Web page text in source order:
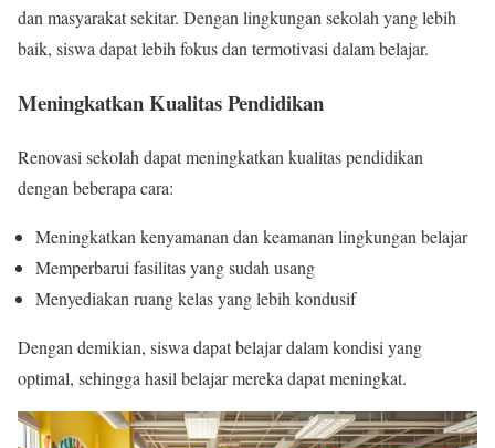
dan masyarakat sekitar. Dengan lingkungan sekolah yang lebih
baik, siswa dapat lebih fokus dan termotivasi dalam belajar.
Meningkatkan Kualitas Pendidikan
Renovasi sekolah dapat meningkatkan kualitas pendidikan
dengan beberapa cara:
Meningkatkan kenyamanan dan keamanan lingkungan belajar
Memperbarui fasilitas yang sudah usang
Menyediakan ruang kelas yang lebih kondusif
Dengan demikian, siswa dapat belajar dalam kondisi yang
optimal, sehingga hasil belajar mereka dapat meningkat.